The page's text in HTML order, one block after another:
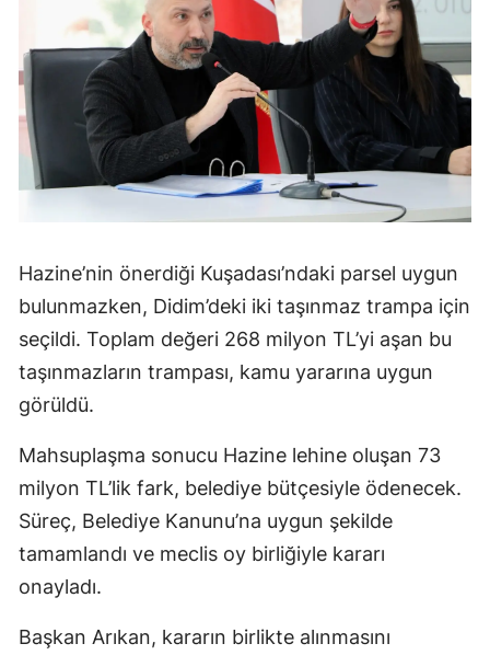
Hazine’nin önerdiği Kuşadası’ndaki parsel uygun
bulunmazken, Didim’deki iki taşınmaz trampa için
seçildi. Toplam değeri 268 milyon TL’yi aşan bu
taşınmazların trampası, kamu yararına uygun
görüldü.
Mahsuplaşma sonucu Hazine lehine oluşan 73
milyon TL’lik fark, belediye bütçesiyle ödenecek.
Süreç, Belediye Kanunu’na uygun şekilde
tamamlandı ve meclis oy birliğiyle kararı
onayladı.
Başkan Arıkan, kararın birlikte alınmasını